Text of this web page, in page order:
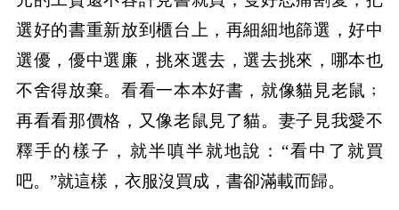
選好的書重新放到櫃台上，再細細地篩選，好中
選優，優中選廉，挑來選去，選去挑來，哪本也
不舍得放棄。看看一本本好書，就像貓見老鼠﹔
再看看那價格，又像老鼠見了貓。妻子見我愛不
釋手的樣子，就半嗔半就地說：“看中了就買
吧。”就這樣，衣服沒買成，書卻滿載而歸。